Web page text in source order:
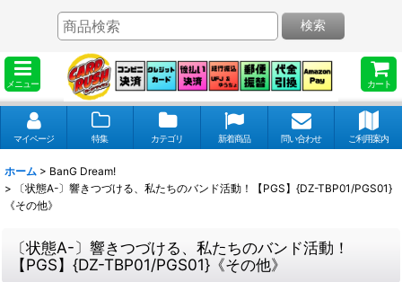
メニュー カート
検索
マイページ 特集 カテゴリ 新着商品 問い合わせ ご利用案内
ホーム > BanG Dream!
>
〔状態A-〕響きつづける、私たちのバンド活動！【PGS】{DZ-TBP01/PGS01}
《その他》
〔状態A-〕響きつづける、私たちのバンド活動！
【PGS】{DZ-TBP01/PGS01}《その他》